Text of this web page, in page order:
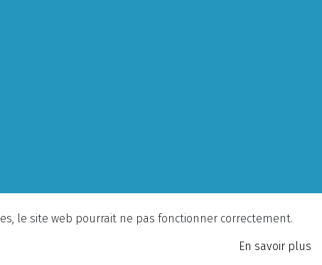
le site web pourrait ne pas fonctionner correctement.
En savoir plus